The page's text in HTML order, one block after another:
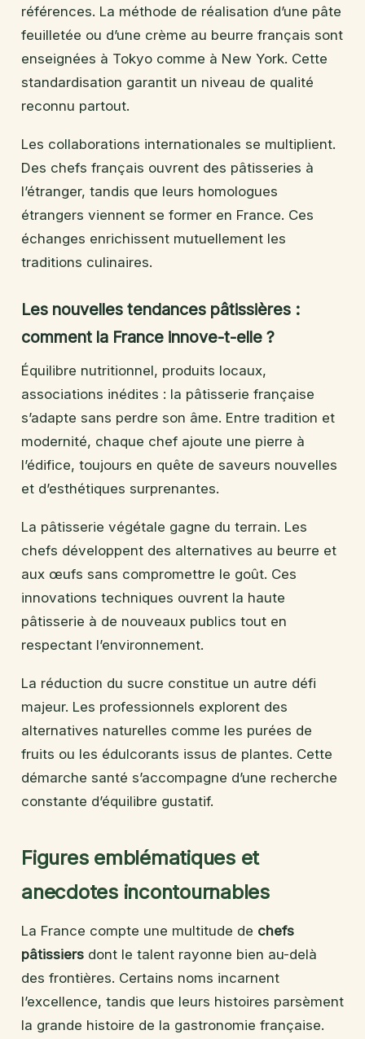
références. La méthode de réalisation d’une pâte
feuilletée ou d’une crème au beurre français sont
enseignées à Tokyo comme à New York. Cette
standardisation garantit un niveau de qualité
reconnu partout.
Les collaborations internationales se multiplient.
Des chefs français ouvrent des pâtisseries à
l’étranger, tandis que leurs homologues
étrangers viennent se former en France. Ces
échanges enrichissent mutuellement les
traditions culinaires.
Les nouvelles tendances pâtissières :
comment la France innove-t-elle ?
Équilibre nutritionnel, produits locaux,
associations inédites : la pâtisserie française
s’adapte sans perdre son âme. Entre tradition et
modernité, chaque chef ajoute une pierre à
l’édifice, toujours en quête de saveurs nouvelles
et d’esthétiques surprenantes.
La pâtisserie végétale gagne du terrain. Les
chefs développent des alternatives au beurre et
aux œufs sans compromettre le goût. Ces
innovations techniques ouvrent la haute
pâtisserie à de nouveaux publics tout en
respectant l’environnement.
La réduction du sucre constitue un autre défi
majeur. Les professionnels explorent des
alternatives naturelles comme les purées de
fruits ou les édulcorants issus de plantes. Cette
démarche santé s’accompagne d’une recherche
constante d’équilibre gustatif.
Figures emblématiques et
anecdotes incontournables
La France compte une multitude de chefs
pâtissiers dont le talent rayonne bien au-delà
des frontières. Certains noms incarnent
l’excellence, tandis que leurs histoires parsèment
la grande histoire de la gastronomie française.